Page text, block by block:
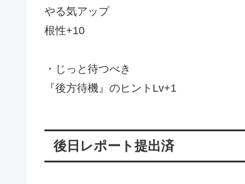
やる気アップ
根性+10
・じっと待つべき
『後方待機』のヒントLv+1
後日レポート提出済